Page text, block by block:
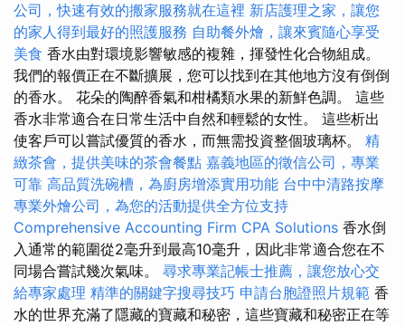
公司，快速有效的搬家服務就在這裡 新店護理之家，讓您
的家人得到最好的照護服務 自助餐外燴，讓來賓隨心享受
美食 香水由對環境影響敏感的複雜，揮發性化合物組成。
我們的報價正在不斷擴展，您可以找到在其他地方沒有倒倒
的香水。 花朵的陶醉香氣和柑橘類水果的新鮮色調。 這些
香水非常適合在日常生活中自然和輕鬆的女性。 這些析出
使客戶可以嘗試優質的香水，而無需投資整個玻璃杯。 精
緻茶會，提供美味的茶會餐點 嘉義地區的徵信公司，專業
可靠 高品質洗碗槽，為廚房增添實用功能 台中中清路按摩
專業外燴公司，為您的活動提供全方位支持
Comprehensive Accounting Firm CPA Solutions 香水倒
入通常的範圍從2毫升到最高10毫升，因此非常適合您在不
同場合嘗試幾次氣味。 尋求專業記帳士推薦，讓您放心交
給專家處理 精準的關鍵字搜尋技巧 申請台胞證照片規範 香
水的世界充滿了隱藏的寶藏和秘密，這些寶藏和秘密正在等